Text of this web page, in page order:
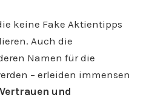
keine Fake Aktientipps
Auch die
Namen für die
– erleiden immensen
und